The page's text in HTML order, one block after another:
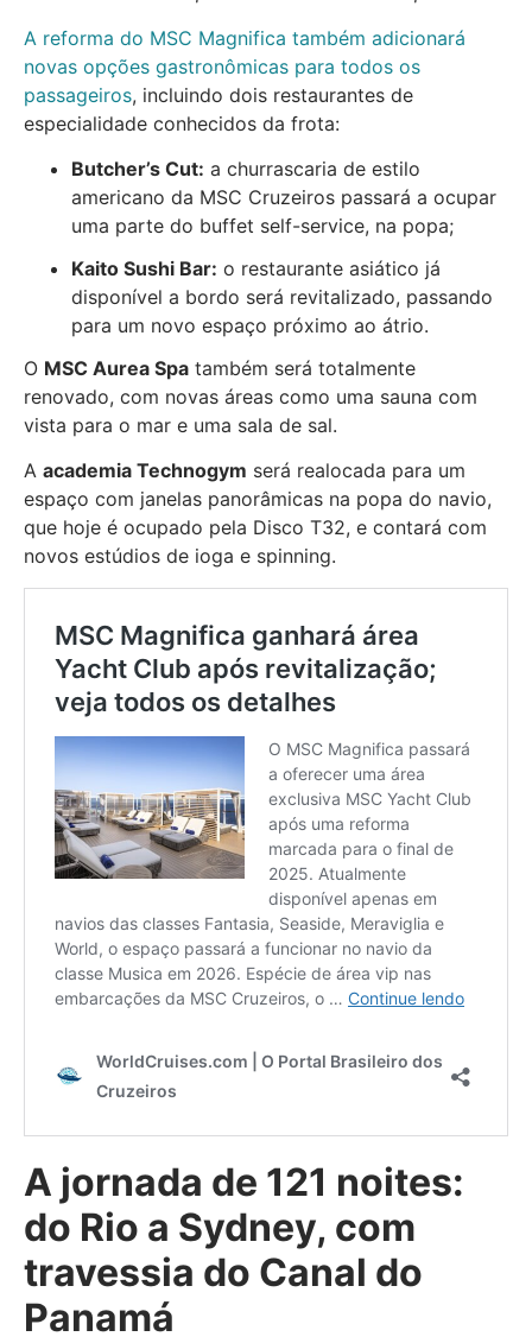
A reforma do MSC Magnifica também adicionará
novas opções gastronômicas para todos os
passageiros, incluindo dois restaurantes de
especialidade conhecidos da frota:
Butcher’s Cut: a churrascaria de estilo
americano da MSC Cruzeiros passará a ocupar
uma parte do buffet self-service, na popa;
Kaito Sushi Bar: o restaurante asiático já
disponível a bordo será revitalizado, passando
para um novo espaço próximo ao átrio.
O MSC Aurea Spa também será totalmente
renovado, com novas áreas como uma sauna com
vista para o mar e uma sala de sal.
A academia Technogym será realocada para um
espaço com janelas panorâmicas na popa do navio,
que hoje é ocupado pela Disco T32, e contará com
novos estúdios de ioga e spinning.
A jornada de 121 noites:
do Rio a Sydney, com
travessia do Canal do
Panamá